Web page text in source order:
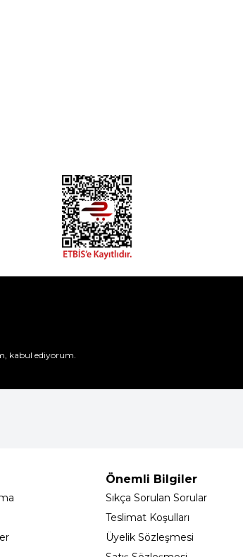
kabul ediyorum.
Önemli Bilgiler
Sıkça Sorulan Sorular
Teslimat Koşulları
Üyelik Sözleşmesi